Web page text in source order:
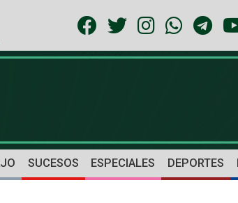
SUCESOS ESPECIALES DEPORTES